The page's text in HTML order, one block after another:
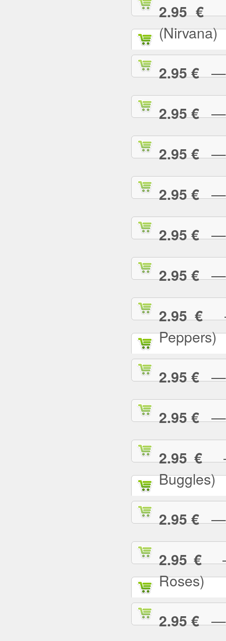
2.95 €—
(Nirvana)
2.95 €—
2.95 €—
2.95 €—
2.95 €—
2.95 €—
2.95 €—
2.95 €—
Peppers)
2.95 €—
2.95 €—
2.95 €—
Buggles)
2.95 €—
2.95 €—
Roses)
2.95 €—